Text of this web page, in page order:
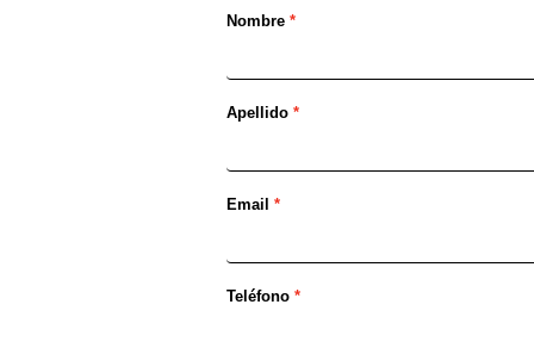
Nombre
Apellido
Email
Teléfono